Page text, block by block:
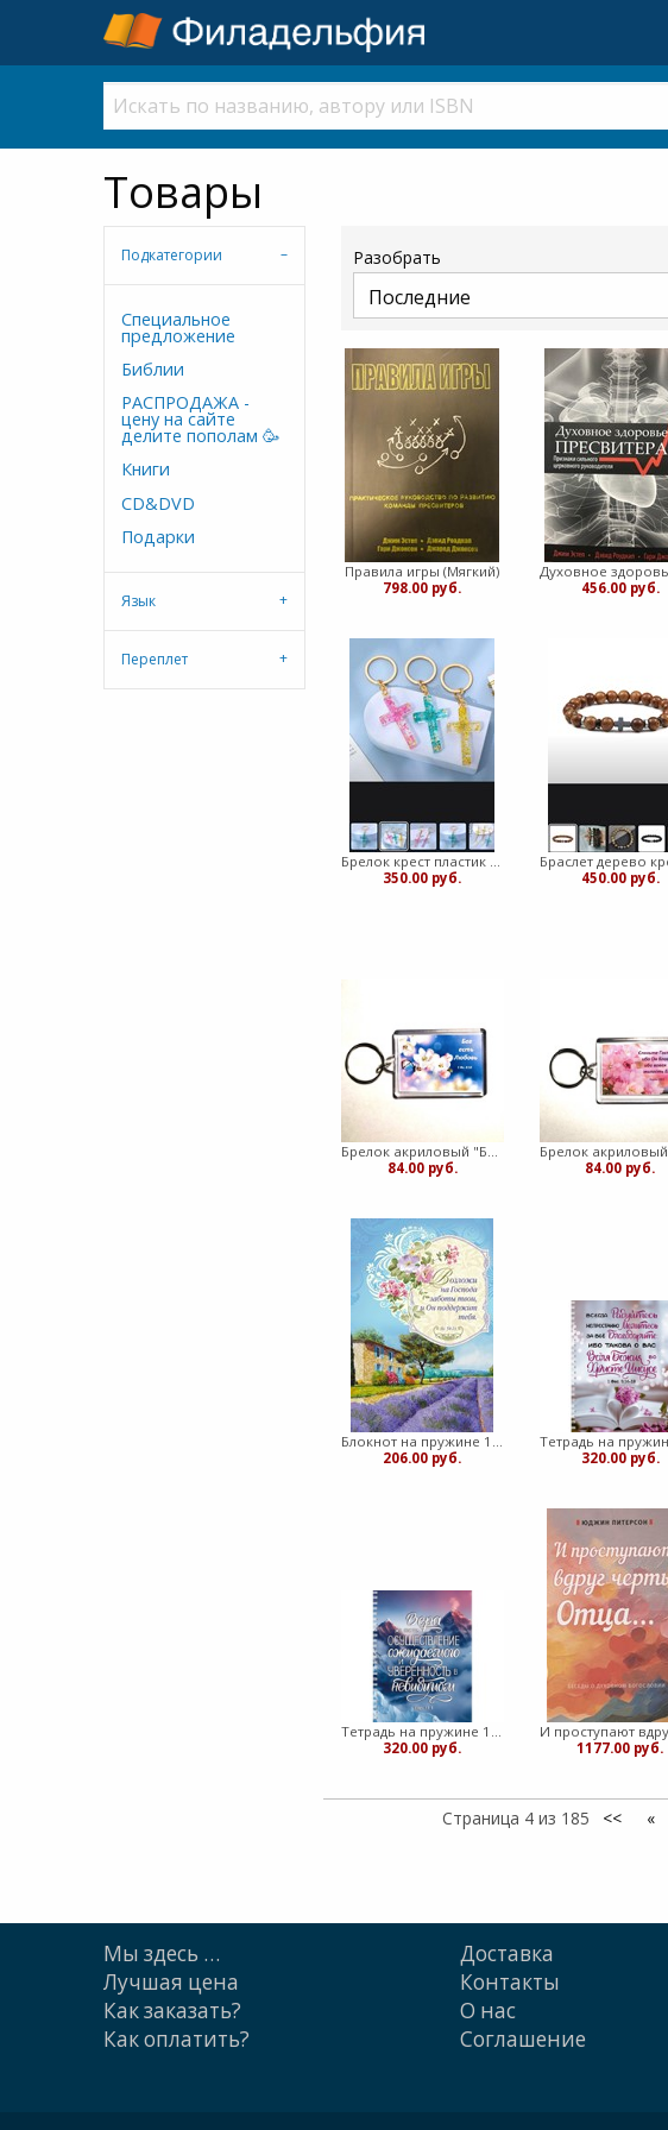
Товары
Разобрать
Правила игры (Мягкий)
798.00 руб.
456.00 руб.
Брелок крест пластик цветы (ЛН)
350.00 руб.
450.00 руб.
Брелок акриловый "Бог есть любовь" голубой (ТС)
84.00 руб.
84.00 руб.
Блокнот на пружине 10х15 "возложи на Господа"
206.00 руб.
320.00 руб.
Тетрадь на пружине 14,8х20 "Вера же есть "
320.00 руб.
1177.00 руб.
Страница 4 из 185 <<
Подкатегории
Cпециальное
предложение
Библии
РАСПРОДАЖА -
цену на сайте
делите пополам 🥳
Книги
CD&DVD
Подарки
Язык
Переплет
Мы здесь …
Лучшая цена
Как заказать?
Как оплатить?
Доставка
Контакты
О нас
Cоглашение